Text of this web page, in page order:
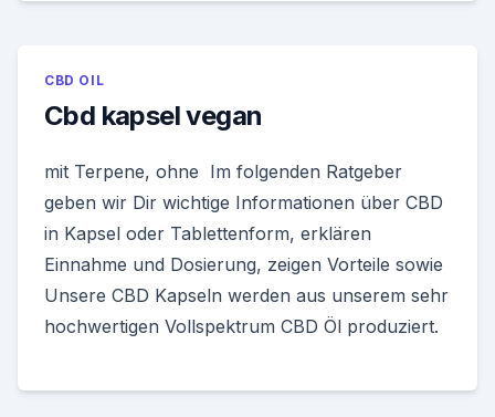
CBD OIL
Cbd kapsel vegan
mit Terpene, ohne Im folgenden Ratgeber
geben wir Dir wichtige Informationen über CBD
in Kapsel oder Tablettenform, erklären
Einnahme und Dosierung, zeigen Vorteile sowie
Unsere CBD Kapseln werden aus unserem sehr
hochwertigen Vollspektrum CBD Öl produziert.